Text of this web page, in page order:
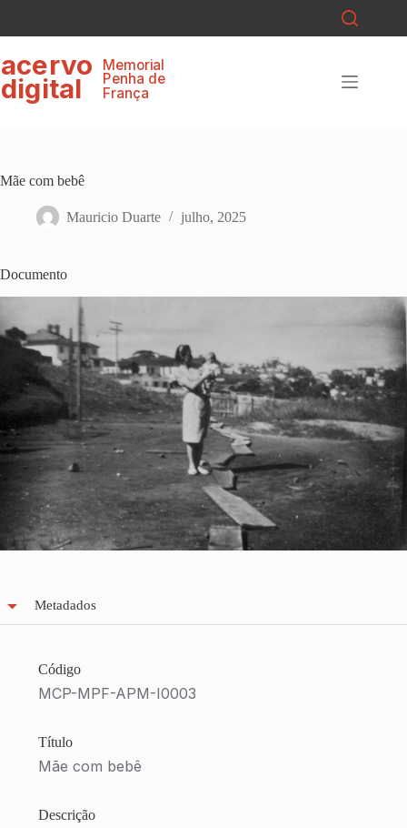
o
Memorial
Penha de
França
acervo
digital
Mãe com bebê
Mauricio Duarte julho, 2025
Documento
Metadados
Código
MCP-MPF-APM-I0003
Título
Mãe com bebê
Descrição